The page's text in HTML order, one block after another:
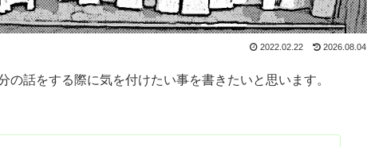
2022.02.22 2026.08.04
話をする際に気を付けたい事を書きたいと思います。